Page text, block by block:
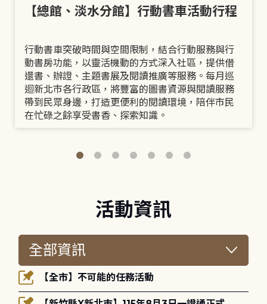
【總館、淡水分館】行動書車活動行程
行動書車突破時間與空間限制，結合行動服務與行
動書房功能，以靈活機動的方式深入社區，提供借
還書、辦證、主題書展及閱讀推廣等服務。每月巡
迴新北市各行政區，將豐富的圖書資源與閱讀服務
帶到民眾身邊，打造更便利的閱讀環境，陪伴市民
在忙碌之餘享受書香、探索知識。
活動資訊
【全市】不可能的任務活動